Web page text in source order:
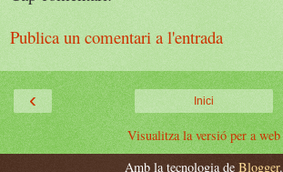
Publica un comentari a l'entrada
‹ Inici
Visualitza la versió per a web
Amb la tecnologia de Blogger.